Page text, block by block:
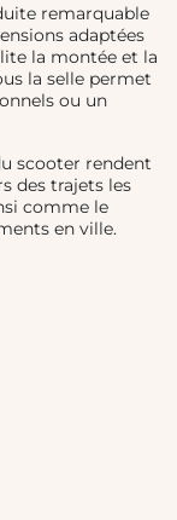
remarquable
adaptées
la montée et la
la selle permet
ou un
scooter rendent
des trajets les
comme le
en ville.